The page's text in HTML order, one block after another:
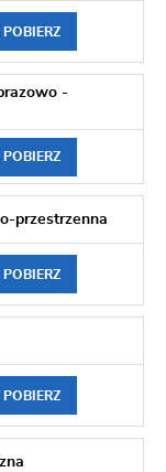
POBIERZ
-
POBIERZ
przestrzenna
POBIERZ
POBIERZ